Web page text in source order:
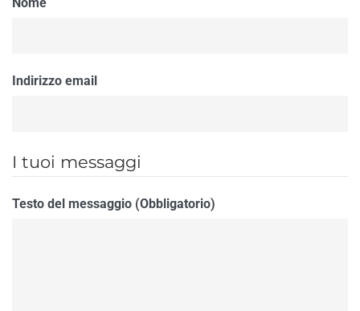
Indirizzo email
I tuoi messaggi
Testo del messaggio (Obbligatorio)